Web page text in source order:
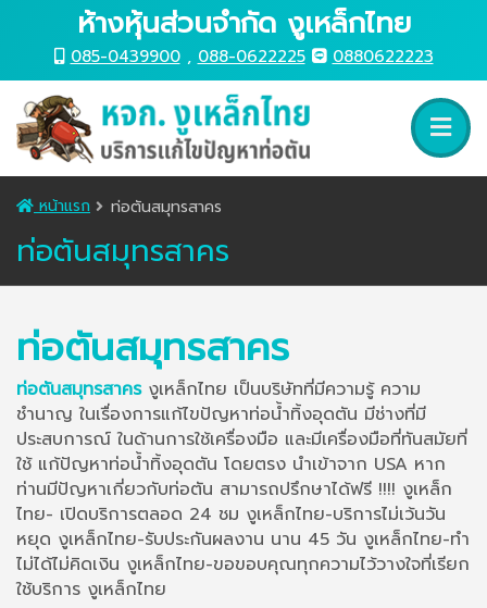
ห้างหุ้นส่วนจำกัด งูเหล็กไทย
085-0439900, 088-0622225 0880622223
หน้าแรก ท่อตันสมุทรสาคร
ท่อตันสมุทรสาคร
ท่อตันสมุทรสาคร
ท่อตันสมุทรสาครงูเหล็กไทย เป็นบริษัทที่มีความรู้ ความ
ชำนาญ ในเรื่องการแก้ไขปัญหาท่อน้ำทิ้งอุดตัน มีช่างที่มี
ประสบการณ์ ในด้านการใช้เครื่องมือ และมีเครื่องมือที่ทันสมัยที่
ใช้ แก้ปัญหาท่อน้ำทิ้งอุดตัน โดยตรง นำเข้าจาก USA หาก
ท่านมีปัญหาเกี่ยวกับท่อตัน สามารถปรึกษาได้ฟรี !!!! งูเหล็ก
ไทย- เปิดบริการตลอด 24 ชม งูเหล็กไทย-บริการไม่เว้นวัน
หยุด งูเหล็กไทย-รับประกันผลงาน นาน 45 วัน งูเหล็กไทย-ทำ
ไม่ได้ไม่คิดเงิน งูเหล็กไทย-ขอขอบคุณทุกความไว้วางใจที่เรียก
ใช้บริการ งูเหล็กไทย